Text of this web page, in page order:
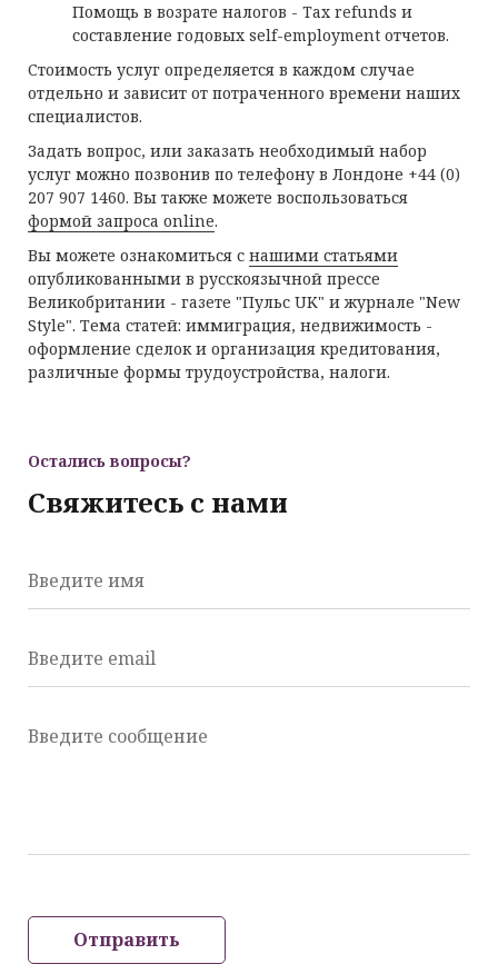
Помощь в возрате налогов - Tax refunds и
составление годовых self-employment отчетов.
Стоимость услуг определяется в каждом случае
отдельно и зависит от потраченного времени наших
специалистов.
Задать вопрос, или заказать необходимый набор
услуг можно позвонив по телефону в Лондоне +44 (0)
207 907 1460. Вы также можете воспользоваться
формой запроса online.
Вы можете ознакомиться с нашими статьями
опубликованными в русскоязычной прессе
Великобритании - газете "Пульс UK" и журнале "New
Style". Тема статей: иммиграция, недвижимость -
оформление сделок и организация кредитования,
различные формы трудоустройства, налоги.
Остались вопросы?
Свяжитесь с нами
Введите имя
Введите email
Введите сообщение
Отправить